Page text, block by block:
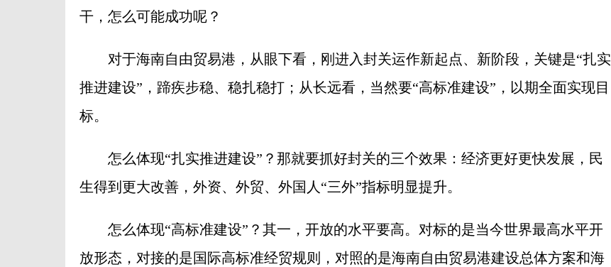
干，怎么可能成功呢？
对于海南自由贸易港，从眼下看，刚进入封关运作新起点、新阶段，关键是“扎实
推进建设”，蹄疾步稳、稳扎稳打；从长远看，当然要“高标准建设”，以期全面实现目
标。
怎么体现“扎实推进建设”？那就要抓好封关的三个效果：经济更好更快发展，民
生得到更大改善，外资、外贸、外国人“三外”指标明显提升。
怎么体现“高标准建设”？其一，开放的水平要高。对标的是当今世界最高水平开
放形态，对接的是国际高标准经贸规则，对照的是海南自由贸易港建设总体方案和海